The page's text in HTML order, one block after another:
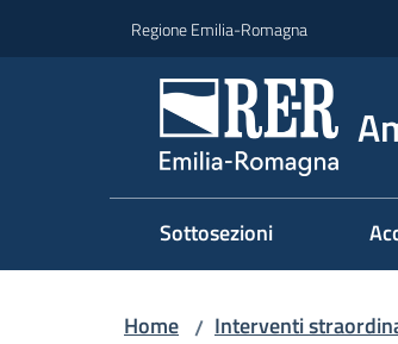
Regione Emilia-Romagna
Sottosezioni
Home / Interventi